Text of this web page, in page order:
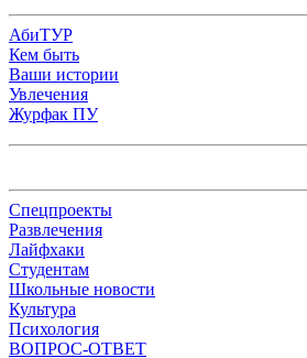
АбиТУР
Кем быть
Ваши истории
Увлечения
Журфак ПУ
Спецпроекты
Развлечения
Лайфхаки
Студентам
Школьные новости
Культура
Психология
ВОПРОС-ОТВЕТ